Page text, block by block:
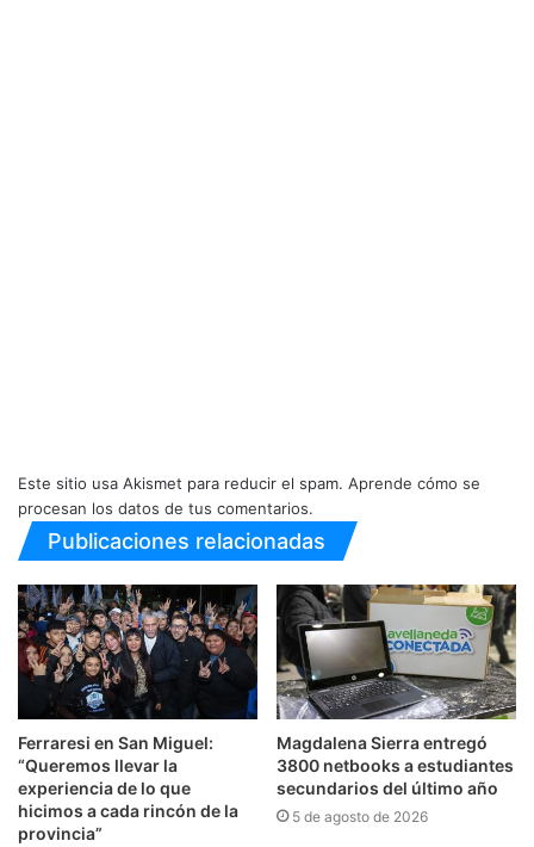
Este sitio usa Akismet para reducir el spam. Aprende cómo se
procesan los datos de tus comentarios.
Publicaciones relacionadas
Ferraresi en San Miguel:
“Queremos llevar la
experiencia de lo que
hicimos a cada rincón de la
provincia”
Magdalena Sierra entregó
3800 netbooks a estudiantes
secundarios del último año
5 de agosto de 2026